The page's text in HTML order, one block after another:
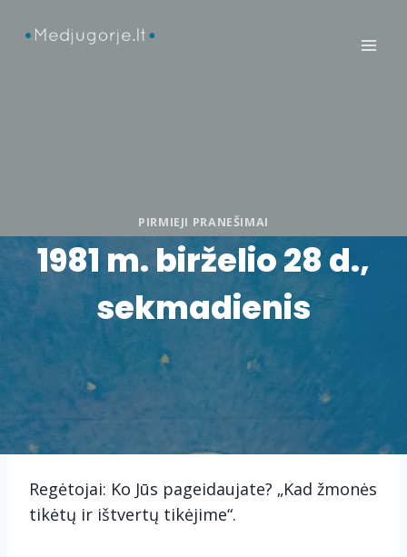
PIRMIEJI PRANEŠIMAI
1981 m. birželio 28 d.,
sekmadienis
Regėtojai: Ko Jūs pageidaujate? „Kad žmonės
tikėtų ir ištvertų tikėjime“.